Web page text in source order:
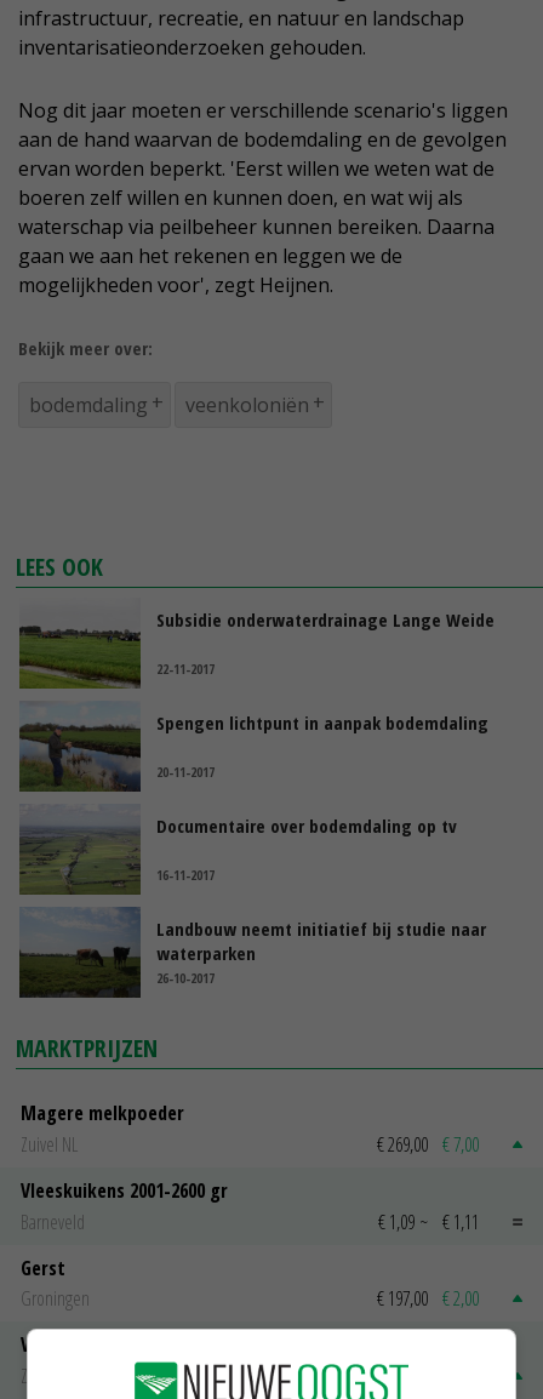
infrastructuur, recreatie, en natuur en landschap
inventarisatieonderzoeken gehouden.
Nog dit jaar moeten er verschillende scenario's liggen
aan de hand waarvan de bodemdaling en de gevolgen
ervan worden beperkt. 'Eerst willen we weten wat de
boeren zelf willen en kunnen doen, en wat wij als
waterschap via peilbeheer kunnen bereiken. Daarna
gaan we aan het rekenen en leggen we de
mogelijkheden voor', zegt Heijnen.
Bekijk meer over:
bodemdaling veenkoloniën
LEES OOK
Subsidie onderwaterdrainage Lange Weide
22-11-2017
Spengen lichtpunt in aanpak bodemdaling
20-11-2017
Documentaire over bodemdaling op tv
16-11-2017
Landbouw neemt initiatief bij studie naar
waterparken
26-10-2017
MARKTPRIJZEN
Magere melkpoeder
Zuivel NL
€ 269,00 € 7,00
Vleeskuikens 2001-2600 gr
Barneveld
€ 1,09 ~ € 1,11
Gerst
Groningen
€ 197,00 € 2,00
Volle melkpoeder
Zuivel NL
€ 345,00